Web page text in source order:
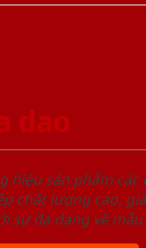
dao
hiệu sản phẩm
chất lượng cao,
sự đa dạng về